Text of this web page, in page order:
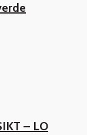
– LO